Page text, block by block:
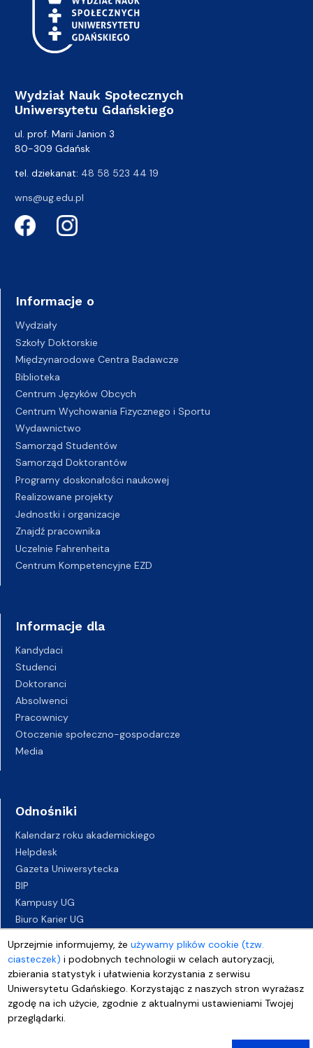
Uprzejmie informujemy, żeużywamy plików cookie (tzw.
ciasteczek) i podobnych technologii w celach autoryzacji,
zbierania statystyk i ułatwienia korzystania z serwisu
Uniwersytetu Gdańskiego. Korzystając z naszych stron wyrażasz
zgodę na ich użycie, zgodnie z aktualnymi ustawieniami Twojej
przeglądarki.
Wydział Nauk Społecznych
Uniwersytetu Gdańskiego
ul. prof. Marii Janion 3
80-309 Gdańsk
tel. dziekanat: 48 58 523 44 19
wns@ug.edu.pl
Informacje o
Wydziały
Szkoły Doktorskie
Międzynarodowe Centra Badawcze
Biblioteka
Centrum Języków Obcych
Centrum Wychowania Fizycznego i Sportu
Wydawnictwo
Samorząd Studentów
Samorząd Doktorantów
Programy doskonałości naukowej
Realizowane projekty
Jednostki i organizacje
Znajdź pracownika
Uczelnie Fahrenheita
Centrum Kompetencyjne EZD
Informacje dla
Kandydaci
Studenci
Doktoranci
Absolwenci
Pracownicy
Otoczenie społeczno-gospodarcze
Media
Odnośniki
Kalendarz roku akademickiego
Helpdesk
Gazeta Uniwersytecka
BIP
Kampusy UG
Biuro Karier UG
Deklaracja dostępności